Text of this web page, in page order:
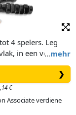
…mehr
4 spelers. Leg
in een vorm
de spelers. De
wint het spel.
❯
€
Associate verdiene